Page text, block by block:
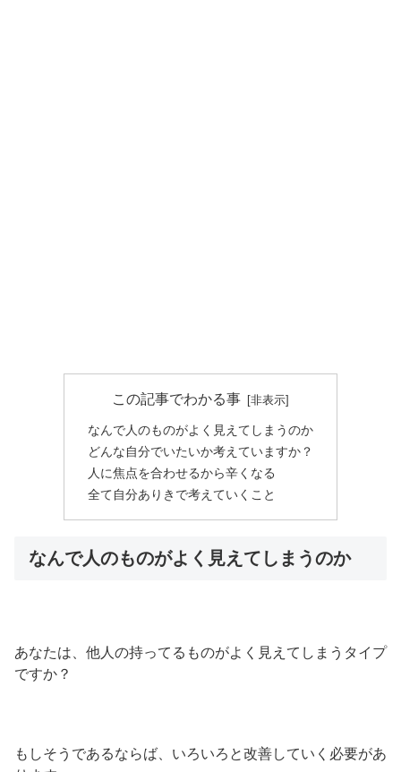
この記事でわかる事
なんで人のものがよく見えてしまうのか
どんな自分でいたいか考えていますか？
人に焦点を合わせるから辛くなる
全て自分ありきで考えていくこと
なんで人のものがよく見えてしまうのか
あなたは、他人の持ってるものがよく見えてしまうタイプ
ですか？
もしそうであるならば、いろいろと改善していく必要があ